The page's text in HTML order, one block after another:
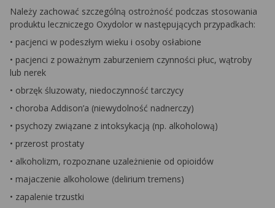
Należy zachować szczególną ostrożność podczas stosowania
produktu leczniczego Oxydolor w następujących przypadkach:
• pacjenci w podeszłym wieku i osoby osłabione
• pacjenci z poważnym zaburzeniem czynności płuc, wątroby
lub nerek
• obrzęk śluzowaty, niedoczynność tarczycy
• choroba Addison’a (niewydolność nadnerczy)
• psychozy związane z intoksykacją (np. alkoholową)
• przerost prostaty
• alkoholizm, rozpoznane uzależnienie od opioidów
• majaczenie alkoholowe (delirium tremens)
• zapalenie trzustki